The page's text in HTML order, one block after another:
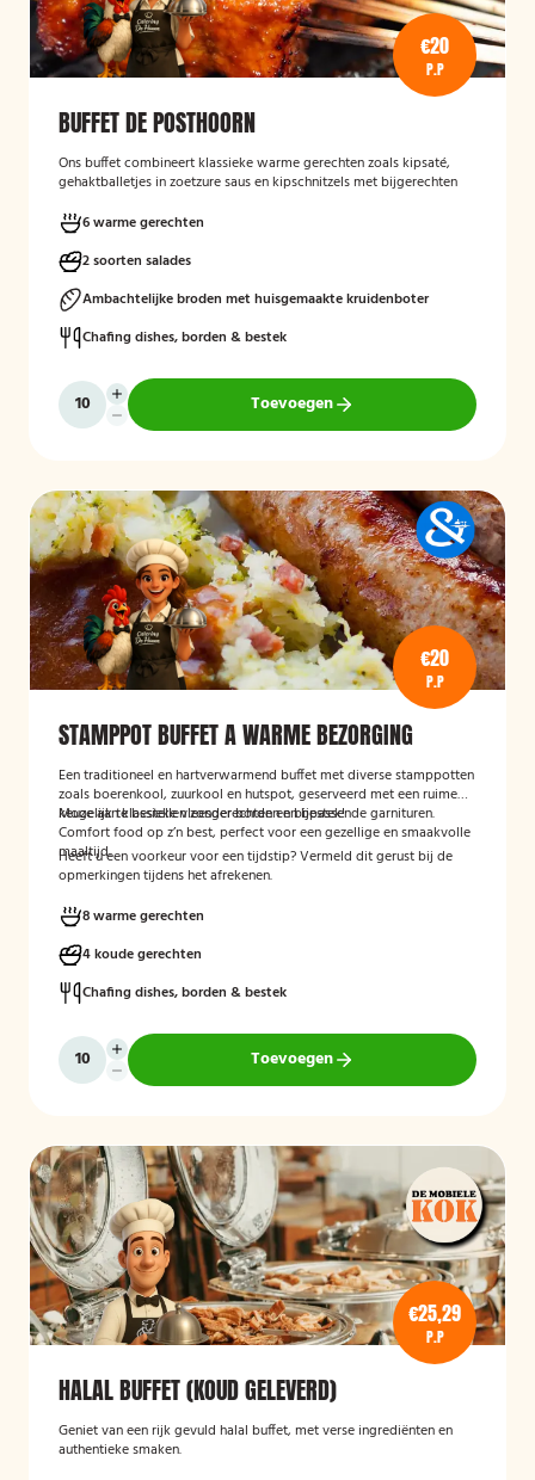
€20
P.P
BUFFET DE POSTHOORN
Ons buffet combineert klassieke warme gerechten zoals kipsaté,
gehaktballetjes in zoetzure saus en kipschnitzels met bijgerechten
frisse rauwkost, gemengde salades en vers brood met kruidenboter
voor een compleet en smaakvol geheel.
Mogelijk te bestellen zonder borden en bestek!
6 warme gerechten
2 soorten salades
Ambachtelijke broden met huisgemaakte kruidenboter
Chafing dishes, borden & bestek
Toevoegen
€20
P.P
STAMPPOT BUFFET A WARME BEZORGING
Een traditioneel en hartverwarmend buffet met diverse stamppotten
zoals boerenkool, zuurkool en hutspot, geserveerd met een ruime
keuze aan klassieke vleesgerechten en bijpassende garnituren.
Comfort food op z’n best, perfect voor een gezellige en smaakvolle
maaltijd.
Mogelijk te bestellen zonder borden en bestek!
Heeft u een voorkeur voor een tijdstip? Vermeld dit gerust bij de
opmerkingen tijdens het afrekenen.
8 warme gerechten
4 koude gerechten
Chafing dishes, borden & bestek
Toevoegen
€25,29
P.P
HALAL BUFFET (KOUD GELEVERD)
Geniet van een rijk gevuld halal buffet, met verse ingrediënten en
authentieke smaken.